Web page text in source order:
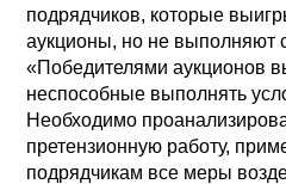
подрядчиков, которые
аукционы, но не выполняют
«Победителями аукционов
неспособные выполнять
Необходимо
претензионную работу,
подрядчикам все меры